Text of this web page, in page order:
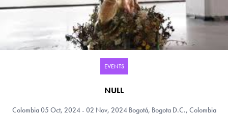
EVENTS
NULL
Colombia05 Oct, 2024 - 02 Nov, 2024 Bogotá, Bogota D.C., Colombia